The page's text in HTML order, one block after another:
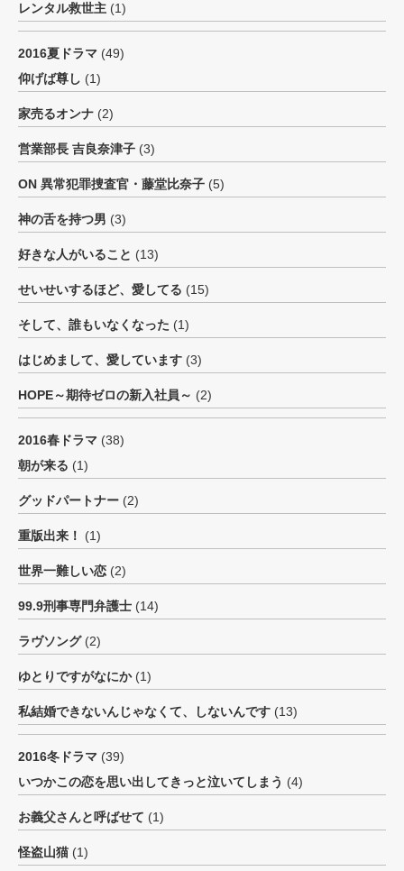
レンタル救世主 (1)
2016夏ドラマ (49)
仰げば尊し (1)
家売るオンナ (2)
営業部長 吉良奈津子 (3)
ON 異常犯罪捜査官・藤堂比奈子 (5)
神の舌を持つ男 (3)
好きな人がいること (13)
せいせいするほど、愛してる (15)
そして、誰もいなくなった (1)
はじめまして、愛しています (3)
HOPE～期待ゼロの新入社員～ (2)
2016春ドラマ (38)
朝が来る (1)
グッドパートナー (2)
重版出来！ (1)
世界一難しい恋 (2)
99.9刑事専門弁護士 (14)
ラヴソング(2)
ゆとりですがなにか(1)
私結婚できないんじゃなくて、しないんです (13)
2016冬ドラマ (39)
いつかこの恋を思い出してきっと泣いてしまう (4)
お義父さんと呼ばせて (1)
怪盗山猫 (1)